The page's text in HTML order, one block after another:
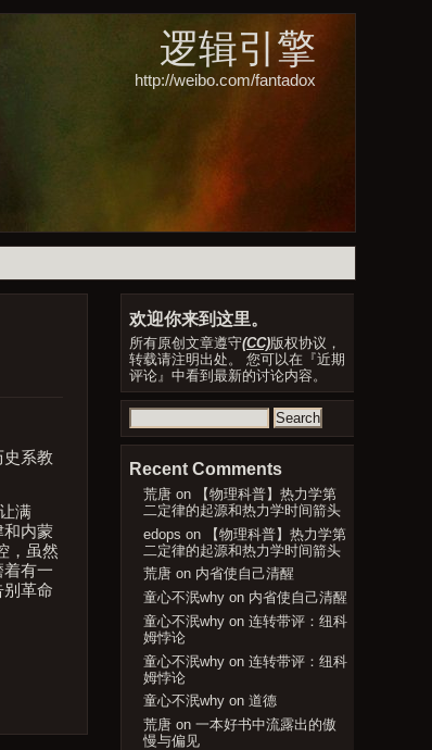
逻辑引擎
http://weibo.com/fantadox
史系教
满
和内蒙
，虽然
有一
革命
欢迎你来到这里。
所有原创文章遵守(CC)版权协议，
转载请注明出处。 您可以在『近期
评论』中看到最新的讨论内容。
Search
for:
Recent Comments
荒唐 on
【物理科普】热力学第
二定律的起源和热力学时间箭头
edops on
【物理科普】热力学第
二定律的起源和热力学时间箭头
荒唐 on 内省使自己清醒
童心不泯why on 内省使自己清醒
童心不泯why on连转带评：纽科
姆悖论
童心不泯why on连转带评：纽科
姆悖论
童心不泯why on道德
荒唐 on一本好书中流露出的傲
慢与偏见